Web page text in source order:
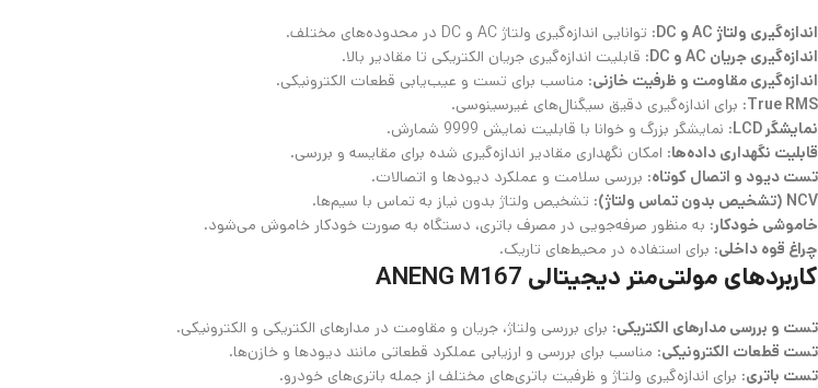
اندازه‌گیری ولتاژ AC و DC
: توانایی اندازه‌گیری ولتاژ AC و DC در محدوده‌های مختلف.
اندازه‌گیری جریان AC و DC
: قابلیت اندازه‌گیری جریان الکتریکی تا مقادیر بالا.
اندازه‌گیری مقاومت و ظرفیت خازنی: مناسب برای تست و عیب‌یابی قطعات الکترونیکی.
True RMS: برای اندازه‌گیری دقیق سیگنال‌های غیرسینوسی.
نمایشگر LCD
: نمایشگر بزرگ و خوانا با قابلیت نمایش 9999 شمارش.
قابلیت نگهداری داده‌ها: امکان نگهداری مقادیر اندازه‌گیری شده برای مقایسه و بررسی.
تست دیود و اتصال کوتاه: بررسی سلامت و عملکرد دیودها و اتصالات.
NCV (تشخیص بدون تماس ولتاژ)
: تشخیص ولتاژ بدون نیاز به تماس با سیم‌ها.
خاموشی خودکار: به منظور صرفه‌جویی در مصرف باتری، دستگاه به صورت خودکار خاموش می‌شود.
چراغ قوه داخلی: برای استفاده در محیط‌های تاریک.
کاربردهای مولتی‌متر دیجیتالی ANENG M167
تست و بررسی مدارهای الکتریکی: برای بررسی ولتاژ، جریان و مقاومت در مدارهای الکتریکی و الکترونیکی.
تست قطعات الکترونیکی: مناسب برای بررسی و ارزیابی عملکرد قطعاتی مانند دیودها و خازن‌ها.
تست باتری: برای اندازه‌گیری ولتاژ و ظرفیت باتری‌های مختلف از جمله باتری‌های خودرو.